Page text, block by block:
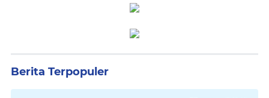
Berita Terpopuler